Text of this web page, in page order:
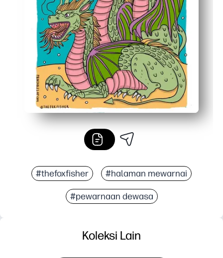
#thefoxfisher #halaman mewarnai
#pewarnaan dewasa
Koleksi Lain